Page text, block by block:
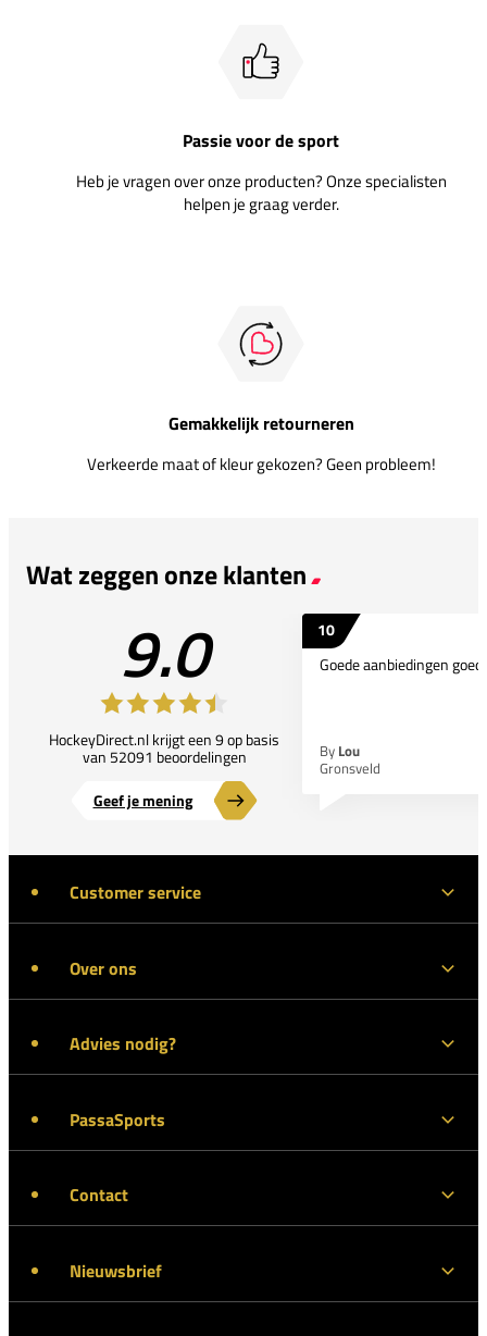
Passie voor de sport
Heb je vragen over onze producten? Onze specialisten
helpen je graag verder.
Gemakkelijk retourneren
Verkeerde maat of kleur gekozen? Geen probleem!
Wat zeggen onze klanten
9.0
HockeyDirect.nl krijgt een 9 op basis
van 52091 beoordelingen
Geef je mening
10
Goede aanbiedingen
By Lou
Gronsveld
Customer service
Over ons
Advies nodig?
PassaSports
Contact
Nieuwsbrief